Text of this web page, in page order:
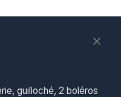
guilloché, 2 boléros